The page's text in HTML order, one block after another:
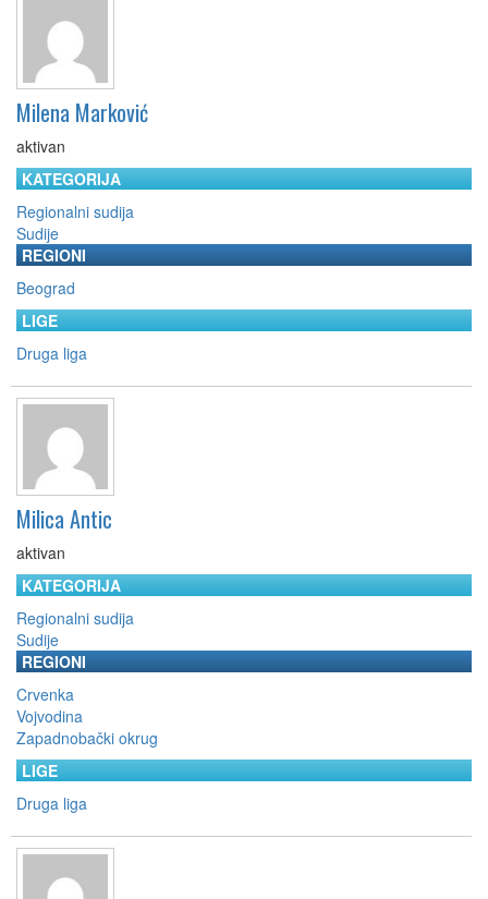
Milena Marković
aktivan
KATEGORIJA
Regionalni sudija
Sudije
REGIONI
Beograd
LIGE
Druga liga
Milica Antic
aktivan
KATEGORIJA
Regionalni sudija
Sudije
REGIONI
Crvenka
Vojvodina
Zapadnobački okrug
LIGE
Druga liga